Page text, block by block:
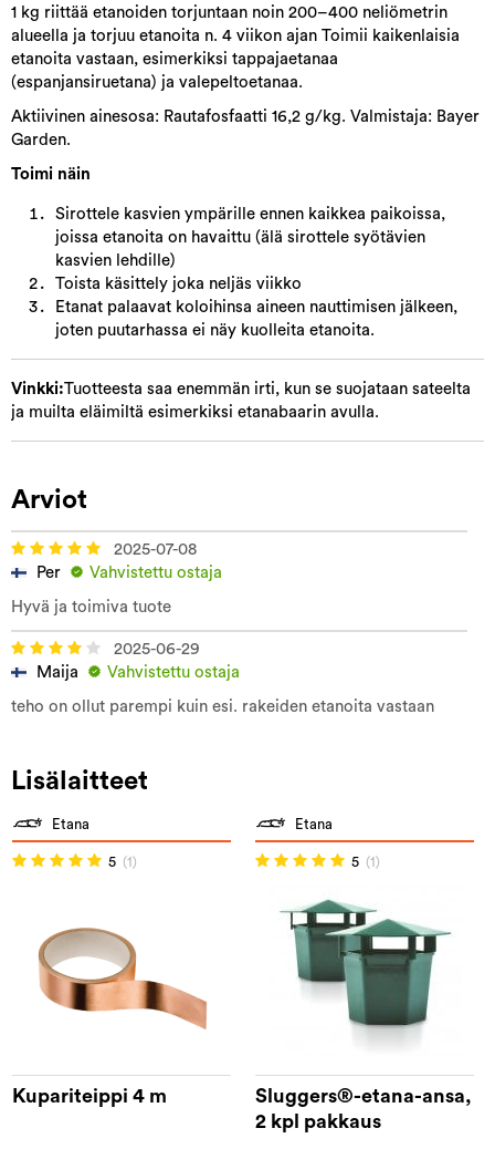
1 kg riittää etanoiden torjuntaan noin 200–400 neliömetrin
alueella ja torjuu etanoita n. 4 viikon ajan Toimii kaikenlaisia
etanoita vastaan, esimerkiksi tappajaetanaa
(espanjansiruetana) ja valepeltoetanaa.
Aktiivinen ainesosa: Rautafosfaatti 16,2 g/kg. Valmistaja: Bayer
Garden.
Toimi näin
Sirottele kasvien ympärille ennen kaikkea paikoissa,
joissa etanoita on havaittu (älä sirottele syötävien
kasvien lehdille)
Toista käsittely joka neljäs viikko
Etanat palaavat koloihinsa aineen nauttimisen jälkeen,
joten puutarhassa ei näy kuolleita etanoita.
Vinkki:Tuotteesta saa enemmän irti, kun se suojataan sateelta
ja muilta eläimiltä esimerkiksi etanabaarin avulla.
Arviot
2025-07-08
Per
Vahvistettu ostaja
Hyvä ja toimiva tuote
2025-06-29
Maija
Vahvistettu ostaja
teho on ollut parempi kuin esi. rakeiden etanoita vastaan
Lisälaitteet
Etana
5 (1)
Kupariteippi 4 m
Etana
5 (1)
Sluggers®-etana-ansa,
2 kpl pakkaus